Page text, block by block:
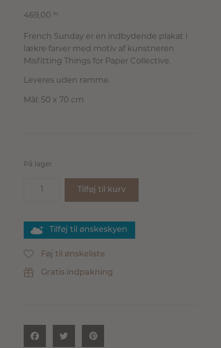
469,00 kr.
French Sunday er en indbydende plakat i
lækre farver med motiv af kunstneren
Misfitting Things for Paper Collective.
Leveres uden ramme.
Mål: 50 x 70 cm
På lager
Tilføj til kurv
Tilføj til ønskeskyen
Føj til ønskeliste
Gratis indpakning